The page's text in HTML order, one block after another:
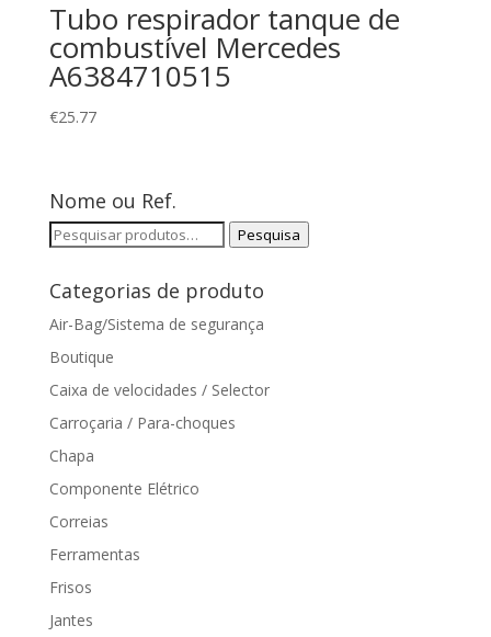
Tubo respirador tanque de
combustível Mercedes
A6384710515
€25.77
Nome ou Ref.
Pesquisar
Pesquisa
Categorias de produto
Air-Bag/Sistema de segurança
Boutique
Caixa de velocidades / Selector
Carroçaria / Para-choques
Chapa
Componente Elétrico
Correias
Ferramentas
Frisos
Jantes